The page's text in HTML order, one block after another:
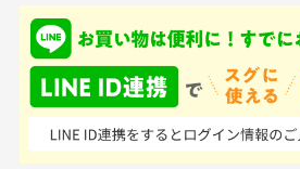
て、ここまでゴルフブラ
ンドの取り扱いがあるの
はすごい。 毎日たくさ
んの商品がアップされて
いるので新作チェックす
品
てお
いる
た
れあ
入金確認後商品発送となりま
※土曜、日曜、祝日は入金確認及び
せん。
尚、お振込み手数料はお客様ご負担
商品発送となります。
ご注文頂いてから7日以内を
申し込まれた商品と届いた商品が
商品説明に記載されていない汚れ
の場合